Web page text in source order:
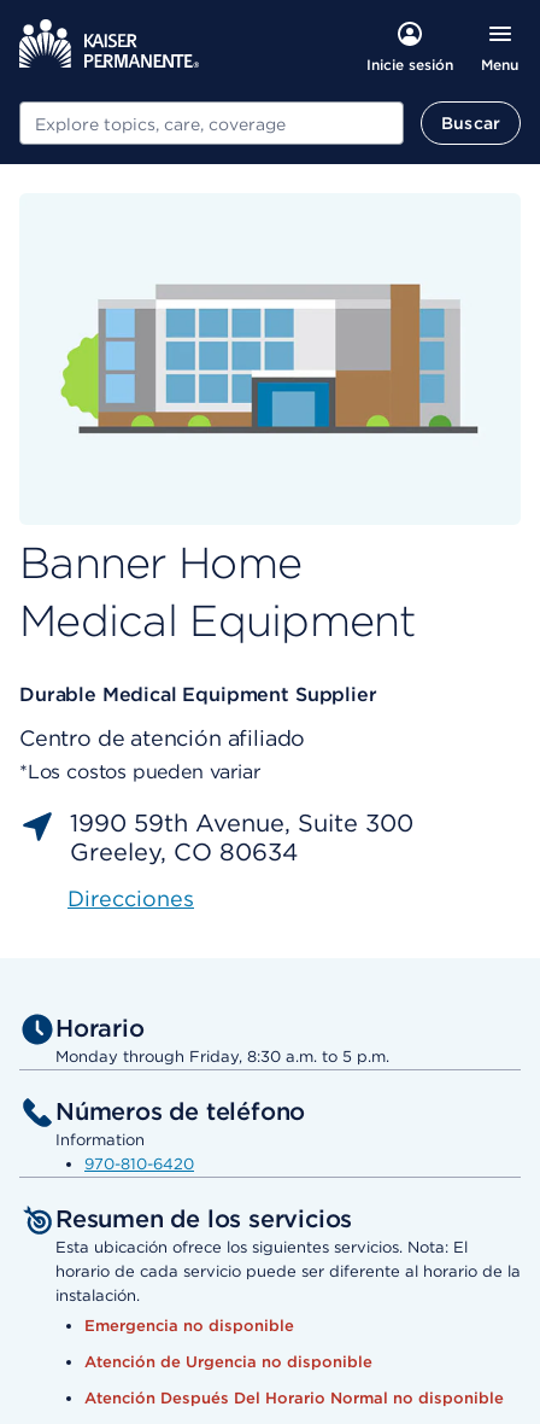
Inicie sesión Menu
Buscar Buscar
Banner Home
Medical Equipment
Durable Medical Equipment Supplier
Centro de atención afiliado
*Los costos pueden variar
1990 59th Avenue, Suite 300
Greeley, CO 80634
Direcciones
Horario
Monday through Friday, 8:30 a.m. to 5 p.m.
Números de teléfono
Information
970-810-6420
Resumen de los servicios
Esta ubicación ofrece los siguientes servicios. Nota: El
horario de cada servicio puede ser diferente al horario de la
instalación.
Emergencia no disponible
Atención de Urgencia no disponible
Atención Después Del Horario Normal no disponible